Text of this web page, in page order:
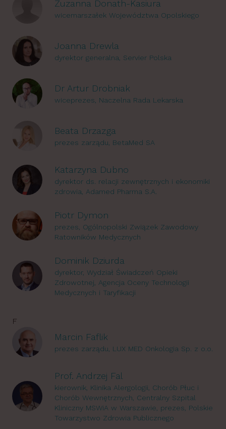
Zuzanna Donath-Kasiura
wicemarszałek Województwa Opolskiego
Joanna Drewla
dyrektor generalna, Servier Polska
Dr Artur Drobniak
wiceprezes, Naczelna Rada Lekarska
Beata Drzazga
prezes zarządu, BetaMed SA
Katarzyna Dubno
dyrektor ds. relacji zewnętrznych i ekonomiki
zdrowia, Adamed Pharma S.A.
Piotr Dymon
prezes, Ogólnopolski Związek Zawodowy
Ratowników Medycznych
Dominik Dziurda
dyrektor, Wydział Świadczeń Opieki
Zdrowotnej, Agencja Oceny Technologii
Medycznych i Taryfikacji
F
Marcin Faflik
prezes zarządu, LUX MED Onkologia Sp. z o.o.
Prof. Andrzej Fal
kierownik, Klinika Alergologii, Chorób Płuc i
Chorób Wewnętrznych, Centralny Szpital
Kliniczny MSWiA w Warszawie, prezes, Polskie
Towarzystwo Zdrowia Publicznego